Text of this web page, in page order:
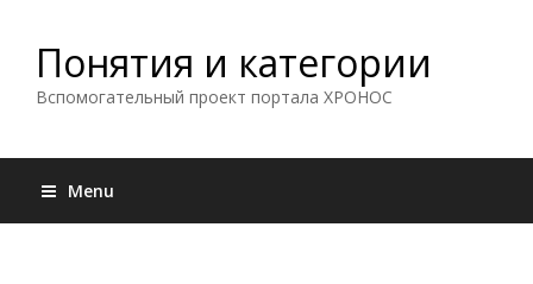
Понятия и категории
Вспомогательный проект портала ХРОНОС
Menu